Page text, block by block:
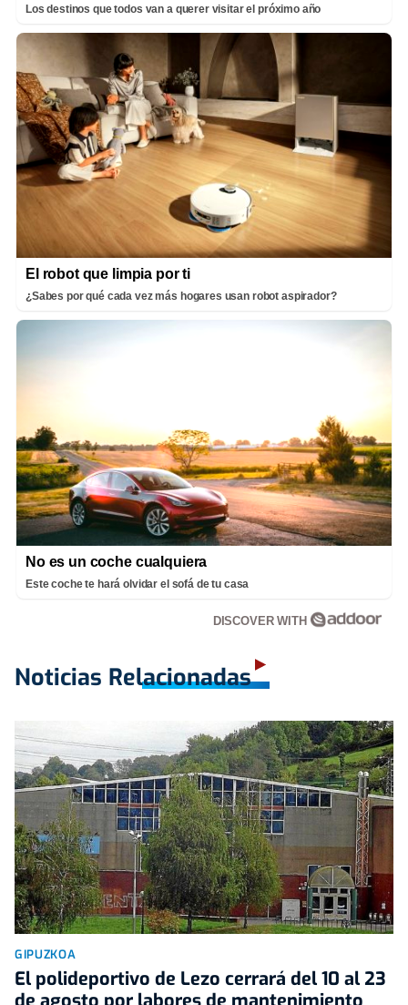
Los destinos que todos van a querer visitar el próximo año
El robot que limpia por ti
¿Sabes por qué cada vez más hogares usan robot aspirador?
No es un coche cualquiera
Este coche te hará olvidar el sofá de tu casa
DISCOVER WITH
Noticias Relacionadas
GIPUZKOA
El polideportivo de Lezo cerrará del 10 al 23